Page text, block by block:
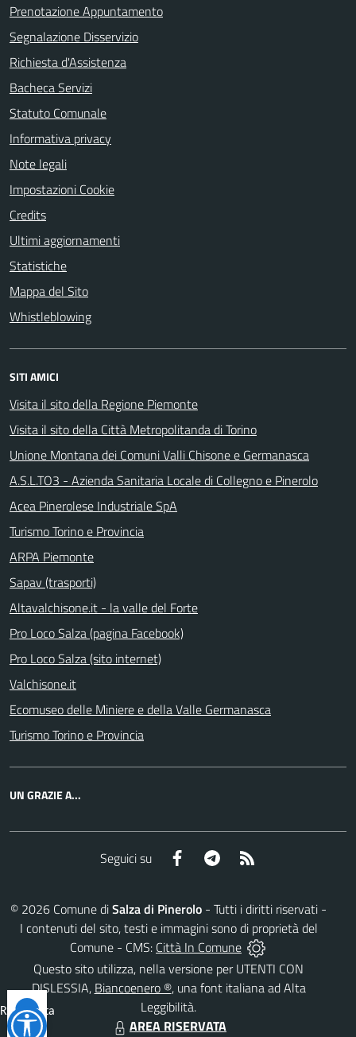
Prenotazione Appuntamento
Segnalazione Disservizio
Richiesta d'Assistenza
Bacheca Servizi
Statuto Comunale
Informativa privacy
Note legali
Impostazioni Cookie
Credits
Ultimi aggiornamenti
Statistiche
Mappa del Sito
Whistleblowing
SITI AMICI
Visita il sito della Regione Piemonte
Visita il sito della Città Metropolitanda di Torino
Unione Montana dei Comuni Valli Chisone e Germanasca
A.S.L.TO3 - Azienda Sanitaria Locale di Collegno e Pinerolo
Acea Pinerolese Industriale SpA
Turismo Torino e Provincia
ARPA Piemonte
Sapav (trasporti)
Altavalchisone.it - la valle del Forte
Pro Loco Salza (pagina Facebook)
Pro Loco Salza (sito internet)
Valchisone.it
Ecomuseo delle Miniere e della Valle Germanasca
Turismo Torino e Provincia
UN GRAZIE A...
Seguici su Facebook Telegram
© 2026 Comune diSalza di Pinerolo - Tutti i diritti riservati -
I contenuti del sito, testi e immagini sono di proprietà del
Comune - CMS: Città In Comune
Questo sito utilizza, nella versione per UTENTI CON
DISLESSIA, Biancoenero ®, una font italiana ad Alta
Leggibilità.
AREA RISERVATA
Reimposta
tutto